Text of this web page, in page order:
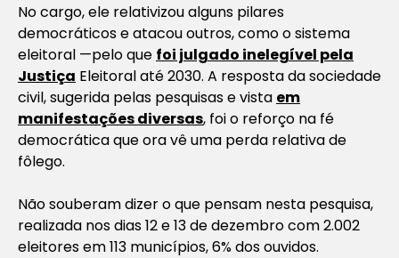
No cargo, ele relativizou alguns pilares
democráticos e atacou outros, como o sistema
eleitoral —pelo que foi julgado inelegível pela
Justiça Eleitoral até 2030. A resposta da sociedade
civil, sugerida pelas pesquisas e vista em
manifestações diversas, foi o reforço na fé
democrática que ora vê uma perda relativa de
fôlego.
Não souberam dizer o que pensam nesta pesquisa,
realizada nos dias 12 e 13 de dezembro com 2.002
eleitores em 113 municípios, 6% dos ouvidos.